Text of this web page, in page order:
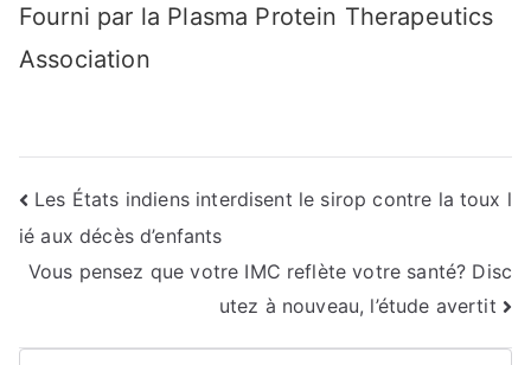
Fourni par la Plasma Protein Therapeutics
Association
Navigation
de
Les États indiens interdisent le sirop contre la toux l
ié aux décès d’enfants
Vous pensez que votre IMC reflète votre santé? Disc
utez à nouveau, l’étude avertit